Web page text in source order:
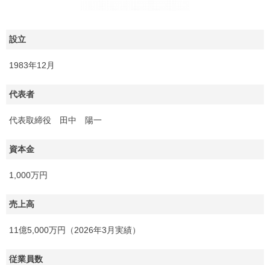
設立
1983年12月
代表者
代表取締役 田中 陽一
資本金
1,000万円
売上高
11億5,000万円（2026年3月実績）
従業員数